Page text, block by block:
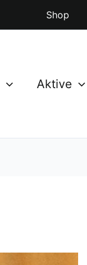
Shop
Aktive